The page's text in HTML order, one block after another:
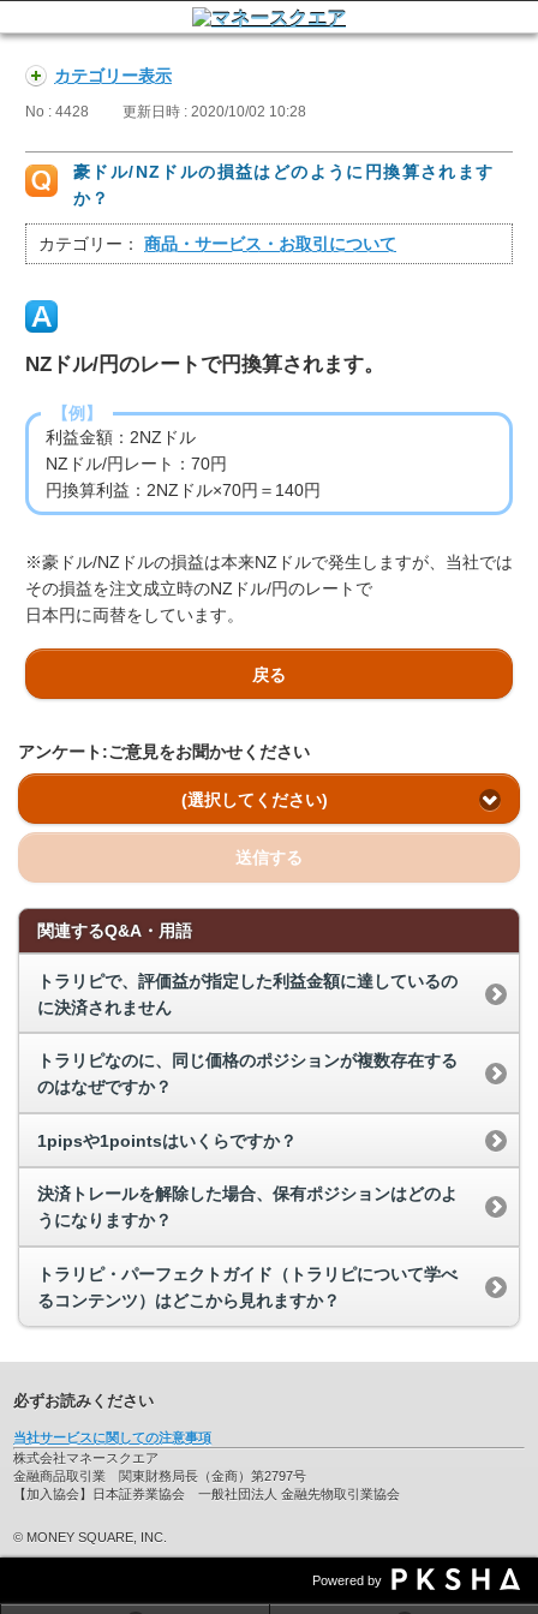
カテゴリー表示
No : 4428 更新日時 : 2020/10/02 10:28
豪ドル/NZドルの損益はどのように円換算されます
か？
カテゴリー： 商品・サービス・お取引について
NZドル/円のレートで円換算されます。
【例】
利益金額：2NZドル
NZドル/円レート：70円
円換算利益：2NZドル×70円＝140円
※豪ドル/NZドルの損益は本来NZドルで発生しますが、当社では
その損益を注文成立時のNZドル/円のレートで
日本円に両替をしています。
戻る
アンケート:ご意見をお聞かせください
(選択してください)
送信する
関連するQ&A・用語
トラリピで、評価益が指定した利益金額に達しているの
に決済されません
トラリピなのに、同じ価格のポジションが複数存在する
のはなぜですか？
1pipsや1pointsはいくらですか？
決済トレールを解除した場合、保有ポジションはどのよ
うになりますか？
トラリピ・パーフェクトガイド（トラリピについて学べ
るコンテンツ）はどこから見れますか？
必ずお読みください
当社サービスに関しての注意事項
株式会社マネースクエア
金融商品取引業 関東財務局長（金商）第2797号
【加入協会】日本証券業協会 一般社団法人 金融先物取引業協会
© MONEY SQUARE, INC.
Powered by